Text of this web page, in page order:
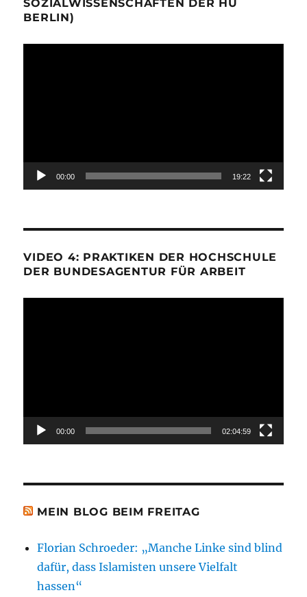
SOZIALWISSENSCHAFTEN DER HU
BERLIN)
00:00 19:22
VIDEO 4: PRAKTIKEN DER HOCHSCHULE
DER BUNDESAGENTUR FÜR ARBEIT
00:00 02:04:59
MEIN BLOG BEIM FREITAG
Florian Schroeder: „Manche Linke sind blind
dafür, dass Islamisten unsere Vielfalt
hassen“